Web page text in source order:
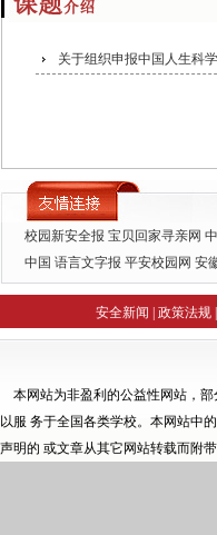
关于组织申报中国人生科
校园新安全报 宝贝回家寻亲网
中国 语言文字报 平安校园网 安
安全新闻
政策法规|
本网站为非盈利的公益性网站，部
以服 务于全国各类学校。本网站中
声明的 或文章从其它网站转载而附